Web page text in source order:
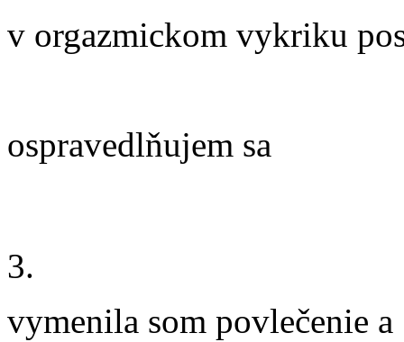
v orgazmickom vykriku
ospravedlňujem sa
3.
vymenila som povlečenie a